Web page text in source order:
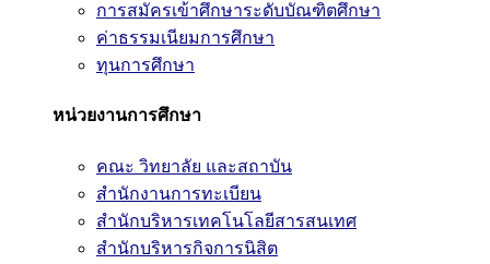
การสมัครเข้าศึกษาระดับบัณฑิตศึกษา
ค่าธรรมเนียมการศึกษา
ทุนการศึกษา
หน่วยงานการศึกษา
คณะ วิทยาลัย และสถาบัน
สำนักงานการทะเบียน
สำนักบริหารเทคโนโลยีสารสนเทศ
สำนักบริหารกิจการนิสิต